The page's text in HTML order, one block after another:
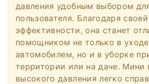
давления удобным выбором
пользователя. Благодаря своей
эффективности, она станет
помощником не только в
автомобилем, но и в уборке
территории или на даче. Мини
высокого давления легко